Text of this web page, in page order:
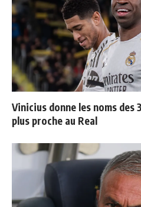
Vinicius donne les noms
plus proche au Real